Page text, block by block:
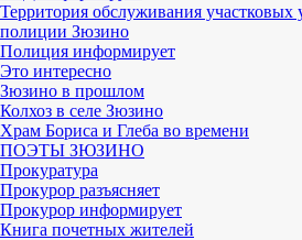
Территория обслуживания
полиции Зюзино
Полиция информирует
Это интересно
Зюзино в прошлом
Колхоз в селе Зюзино
Храм Бориса и Глеба во времени
ПОЭТЫ ЗЮЗИНО
Прокуратура
Прокурор разъясняет
Прокурор информирует
Книга почетных жителей